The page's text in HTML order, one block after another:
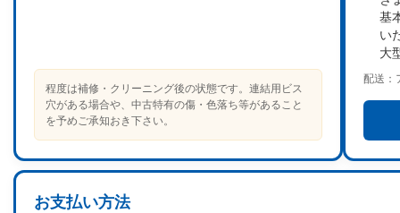
程度は補修・クリーニング後の状態です。連結用ビス
穴がある場合や、中古特有の傷・色落ち等があること
を予めご承知おき下さい。
基
い
大
配送：
お支払い方法